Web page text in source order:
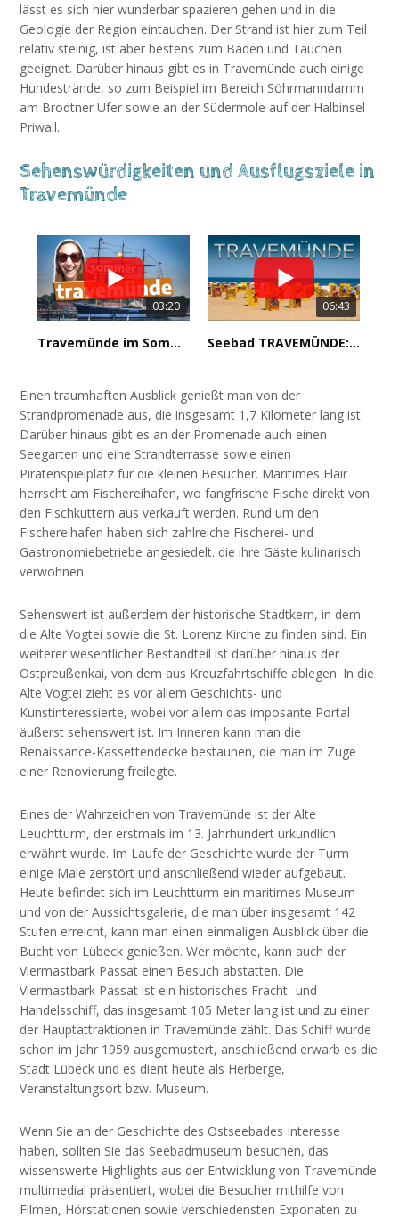
lässt es sich hier wunderbar spazieren gehen und in die
Geologie der Region eintauchen. Der Strand ist hier zum Teil
relativ steinig, ist aber bestens zum Baden und Tauchen
geeignet. Darüber hinaus gibt es in Travemünde auch einige
Hundestrände, so zum Beispiel im Bereich Söhrmanndamm
am Brodtner Ufer sowie an der Südermole auf der Halbinsel
Priwall.
Sehenswürdigkeiten und Ausflugsziele in
Travemünde
03:20
Travemünde im Sommer: Das musst du gesehen haben
06:43
Seebad TRAVEMÜNDE: Ein maritimer Rundgang in Schleswig-Holstein
Einen traumhaften Ausblick genießt man von der
Strandpromenade aus, die insgesamt 1,7 Kilometer lang ist.
Darüber hinaus gibt es an der Promenade auch einen
Seegarten und eine Strandterrasse sowie einen
Piratenspielplatz für die kleinen Besucher. Maritimes Flair
herrscht am Fischereihafen, wo fangfrische Fische direkt von
den Fischkuttern aus verkauft werden. Rund um den
Fischereihafen haben sich zahlreiche Fischerei- und
Gastronomiebetriebe angesiedelt. die ihre Gäste kulinarisch
verwöhnen.
Sehenswert ist außerdem der historische Stadtkern, in dem
die Alte Vogtei sowie die St. Lorenz Kirche zu finden sind. Ein
weiterer wesentlicher Bestandteil ist darüber hinaus der
Ostpreußenkai, von dem aus Kreuzfahrtschiffe ablegen. In die
Alte Vogtei zieht es vor allem Geschichts- und
Kunstinteressierte, wobei vor allem das imposante Portal
äußerst sehenswert ist. Im Inneren kann man die
Renaissance-Kassettendecke bestaunen, die man im Zuge
einer Renovierung freilegte.
Eines der Wahrzeichen von Travemünde ist der Alte
Leuchtturm, der erstmals im 13. Jahrhundert urkundlich
erwähnt wurde. Im Laufe der Geschichte wurde der Turm
einige Male zerstört und anschließend wieder aufgebaut.
Heute befindet sich im Leuchtturm ein maritimes Museum
und von der Aussichtsgalerie, die man über insgesamt 142
Stufen erreicht, kann man einen einmaligen Ausblick über die
Bucht von Lübeck genießen. Wer möchte, kann auch der
Viermastbark Passat einen Besuch abstatten. Die
Viermastbark Passat ist ein historisches Fracht- und
Handelsschiff, das insgesamt 105 Meter lang ist und zu einer
der Hauptattraktionen in Travemünde zählt. Das Schiff wurde
schon im Jahr 1959 ausgemustert, anschließend erwarb es die
Stadt Lübeck und es dient heute als Herberge,
Veranstaltungsort bzw. Museum.
Wenn Sie an der Geschichte des Ostseebades Interesse
haben, sollten Sie das Seebadmuseum besuchen, das
wissenswerte Highlights aus der Entwicklung von Travemünde
multimedial präsentiert, wobei die Besucher mithilfe von
Filmen, Hörstationen sowie verschiedensten Exponaten zu